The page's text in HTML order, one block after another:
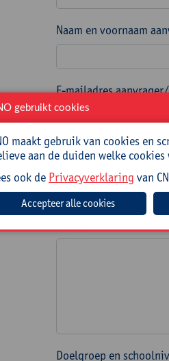
Naam en voornaam
E-mailadres
Telefoonnummer
Welke nascholing(en)
Doelgroep en
gebruikt cookies
maakt gebruik van cookies en
aan de duiden welke
ook de Privacyverklaring van